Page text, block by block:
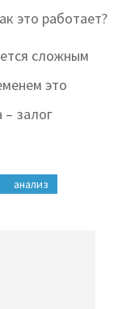
это работает?
сложным
это
– залог
анализ